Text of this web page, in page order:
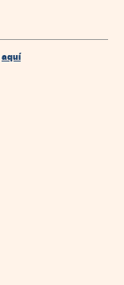
aquí